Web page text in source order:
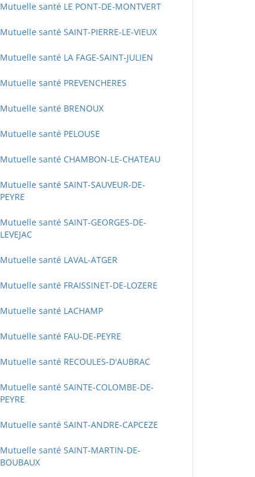
Mutuelle santé LE PONT-DE-MONTVERT
Mutuelle santé SAINT-PIERRE-LE-VIEUX
Mutuelle santé LA FAGE-SAINT-JULIEN
Mutuelle santé PREVENCHERES
Mutuelle santé BRENOUX
Mutuelle santé PELOUSE
Mutuelle santé CHAMBON-LE-CHATEAU
Mutuelle santé SAINT-SAUVEUR-DE-
PEYRE
Mutuelle santé SAINT-GEORGES-DE-
LEVEJAC
Mutuelle santé LAVAL-ATGER
Mutuelle santé FRAISSINET-DE-LOZERE
Mutuelle santé LACHAMP
Mutuelle santé FAU-DE-PEYRE
Mutuelle santé RECOULES-D'AUBRAC
Mutuelle santé SAINTE-COLOMBE-DE-
PEYRE
Mutuelle santé SAINT-ANDRE-CAPCEZE
Mutuelle santé SAINT-MARTIN-DE-
BOUBAUX